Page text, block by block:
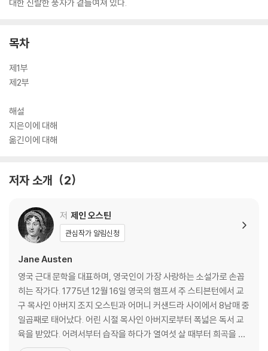
대한 신랄한 풍자가 곁들여져 있다.
목차
제1부
제2부
해설
지은이에 대해
옮긴이에 대해
저자 소개 2
저 제인 오스틴
관심작가 알림신청
Jane Austen
영국 근대 문학을 대표하며, 영국인이 가장 사랑하는 소설가로 손꼽
히는 작가다. 1775년 12월 16일 영국의 햄프셔 주 스티븐턴에서 교
구 목사인 아버지 조지 오스틴과 어머니 커샌드라 사이에서 8남매 중
일곱째로 태어났다. 어린 시절 목사인 아버지로부터 폭넓은 독서 교
육을 받았다. 어려서부터 습작을 하다가 열여섯 살 때부터 희곡을 쓰
기 시작했고, 스물한 살 때 첫 장편 소설을 썼다. 1794년에 서간체 단